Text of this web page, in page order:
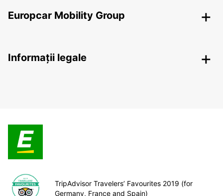
Europcar Mobility Group
Informații legale
TripAdvisor Travelers’ Favourites 2019 (for
Germany, France and Spain)